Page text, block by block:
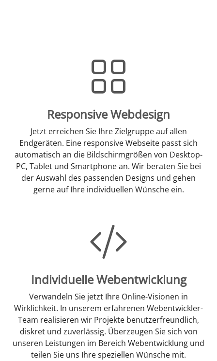
Responsive Webdesign
Jetzt erreichen Sie Ihre Zielgruppe auf allen
Endgeräten. Eine responsive Webseite passt sich
automatisch an die Bildschirmgrößen von Desktop-
PC, Tablet und Smartphone an. Wir beraten Sie bei
der Auswahl des passenden Designs und gehen
gerne auf Ihre individuellen Wünsche ein.
Individuelle Webentwicklung
Verwandeln Sie jetzt Ihre Online-Visionen in
Wirklichkeit. In unserem erfahrenen Webentwickler-
Team realisieren wir Projekte benutzerfreundlich,
diskret und zuverlässig. Überzeugen Sie sich von
unseren Leistungen im Bereich Webentwicklung und
teilen Sie uns Ihre speziellen Wünsche mit.